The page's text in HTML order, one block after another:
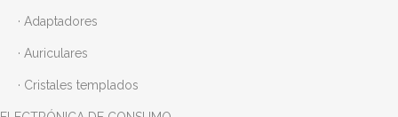
· Adaptadores
· Auriculares
· Cristales templados